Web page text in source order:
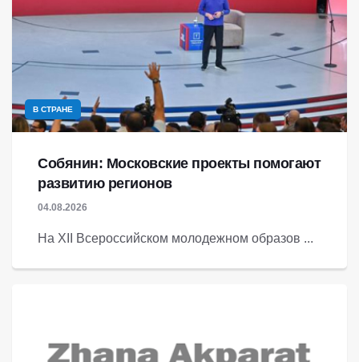
В СТРАНЕ
Собянин: Московские проекты помогают
развитию регионов
04.08.2026
На XII Всероссийском молодежном образов ...